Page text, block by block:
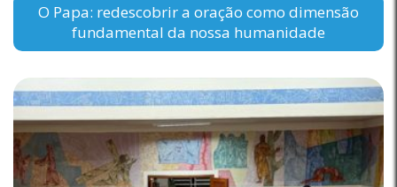
O Papa: redescobrir a oração como dimensão
fundamental da nossa humanidade